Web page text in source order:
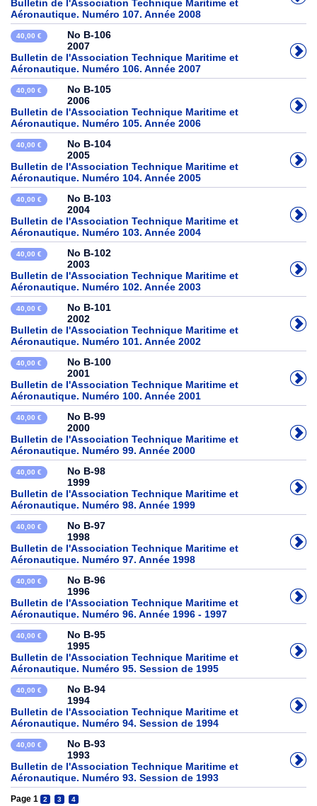
Bulletin de l'Association Technique Maritime et
Aéronautique. Numéro 107. Année 2008
40,00 €
No B-106
2007
Bulletin de l'Association Technique Maritime et
Aéronautique. Numéro 106. Année 2007
40,00 €
No B-105
2006
Bulletin de l'Association Technique Maritime et
Aéronautique. Numéro 105. Année 2006
40,00 €
No B-104
2005
Bulletin de l'Association Technique Maritime et
Aéronautique. Numéro 104. Année 2005
40,00 €
No B-103
2004
Bulletin de l'Association Technique Maritime et
Aéronautique. Numéro 103. Année 2004
40,00 €
No B-102
2003
Bulletin de l'Association Technique Maritime et
Aéronautique. Numéro 102. Année 2003
40,00 €
No B-101
2002
Bulletin de l'Association Technique Maritime et
Aéronautique. Numéro 101. Année 2002
40,00 €
No B-100
2001
Bulletin de l'Association Technique Maritime et
Aéronautique. Numéro 100. Année 2001
40,00 €
No B-99
2000
Bulletin de l'Association Technique Maritime et
Aéronautique. Numéro 99. Année 2000
40,00 €
No B-98
1999
Bulletin de l'Association Technique Maritime et
Aéronautique. Numéro 98. Année 1999
40,00 €
No B-97
1998
Bulletin de l'Association Technique Maritime et
Aéronautique. Numéro 97. Année 1998
40,00 €
No B-96
1996
Bulletin de l'Association Technique Maritime et
Aéronautique. Numéro 96. Année 1996 - 1997
40,00 €
No B-95
1995
Bulletin de l'Association Technique Maritime et
Aéronautique. Numéro 95. Session de 1995
40,00 €
No B-94
1994
Bulletin de l'Association Technique Maritime et
Aéronautique. Numéro 94. Session de 1994
40,00 €
No B-93
1993
Bulletin de l'Association Technique Maritime et
Aéronautique. Numéro 93. Session de 1993
Page 1 2 3 4